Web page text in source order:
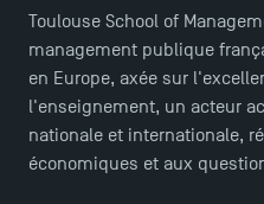
TSM Éducation
TSM-Research
Toulouse School of
management publique
en Europe, axée sur
l'enseignement, un acteur
nationale et internationale,
économiques et aux